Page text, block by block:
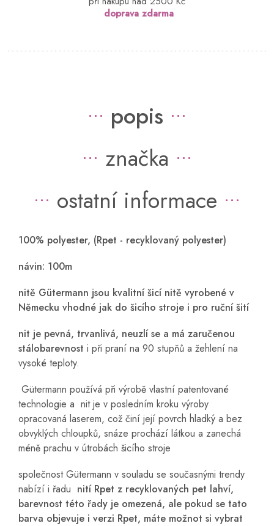
doprava zdarma
popis
značka
ostatní informace
100% polyester, (Rpet - recyklovaný polyester)
návin: 100m
nitě Gütermann jsou kvalitní šicí nitě vyrobené v
Německu vhodné jak do šicího stroje i pro ruční šití
nit je pevná, trvanlivá, neuzlí se a má zaručenou
stálobarevnost i při praní na 90 stupňů a žehlení na
vysoké teploty.
Gütermann používá při výrobě vlastní patentované
technologie a nit je v posledním kroku výroby
opracovaná laserem, což činí její povrch hladký a bez
obvyklých chloupků, snáze prochází látkou a zanechá
méně prachu v útrobách šicího stroje
společnost Gütermann v souladu se současnými trendy
nabízí i řadu nití Rpet z recyklovaných pet lahví,
barevnost této řady je omezená, ale pokud se tato
barva objevuje i verzi Rpet, máte možnot si vybrat